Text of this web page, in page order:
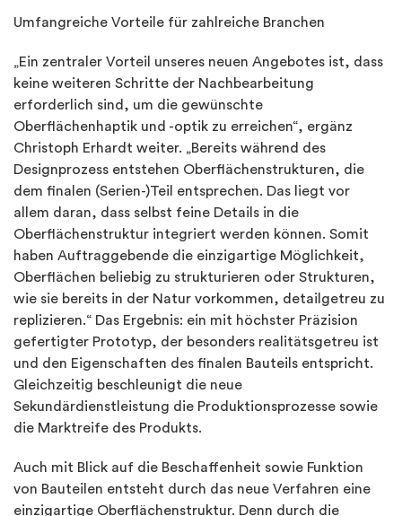
Umfangreiche Vorteile für zahlreiche Branchen
„Ein zentraler Vorteil unseres neuen Angebotes ist, dass
keine weiteren Schritte der Nachbearbeitung
erforderlich sind, um die gewünschte
Oberflächenhaptik und -optik zu erreichen“, ergänz
Christoph Erhardt weiter. „Bereits während des
Designprozess entstehen Oberflächenstrukturen, die
dem finalen (Serien-)Teil entsprechen. Das liegt vor
allem daran, dass selbst feine Details in die
Oberflächenstruktur integriert werden können. Somit
haben Auftraggebende die einzigartige Möglichkeit,
Oberflächen beliebig zu strukturieren oder Strukturen,
wie sie bereits in der Natur vorkommen, detailgetreu zu
replizieren.“ Das Ergebnis: ein mit höchster Präzision
gefertigter Prototyp, der besonders realitätsgetreu ist
und den Eigenschaften des finalen Bauteils entspricht.
Gleichzeitig beschleunigt die neue
Sekundärdienstleistung die Produktionsprozesse sowie
die Marktreife des Produkts.
Auch mit Blick auf die Beschaffenheit sowie Funktion
von Bauteilen entsteht durch das neue Verfahren eine
einzigartige Oberflächenstruktur. Denn durch die